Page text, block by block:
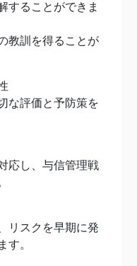
することができま
教訓を得ることが
な評価と予防策を
応し、与信管理戦
リスクを早期に発
す。